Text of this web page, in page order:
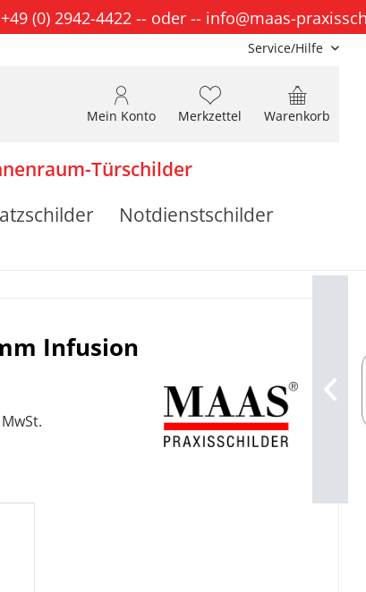
+49 (0) 2942-4422 -- oder -- info@maas-
Service/Hilfe
Warenkorb
Merkzettel
Mein Konto
Türschilder
Notdienstschilder
Infusion